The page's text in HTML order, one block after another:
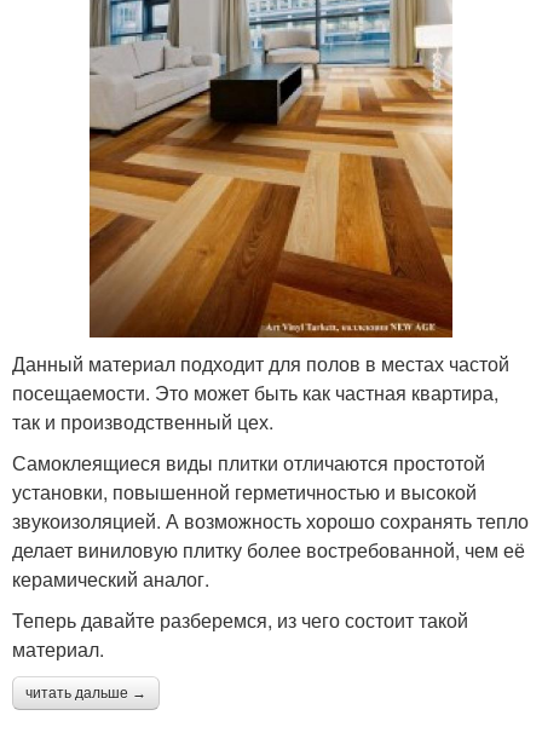
Данный материал подходит для полов в местах частой
посещаемости. Это может быть как частная квартира,
так и производственный цех.
Самоклеящиеся виды плитки отличаются простотой
установки, повышенной герметичностью и высокой
звукоизоляцией. А возможность хорошо сохранять тепло
делает виниловую плитку более востребованной, чем её
керамический аналог.
Теперь давайте разберемся, из чего состоит такой
материал.
читать дальше →